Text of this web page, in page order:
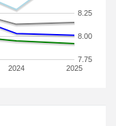
2024 2025
7.75
8.00
8.25